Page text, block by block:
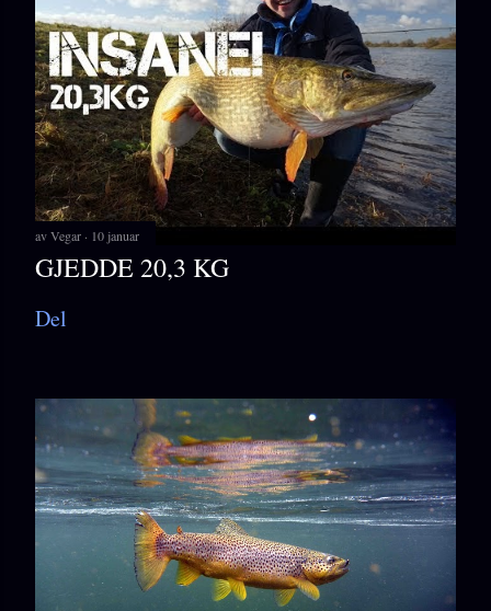
avVegar 10 januar
GJEDDE 20,3 KG
Del